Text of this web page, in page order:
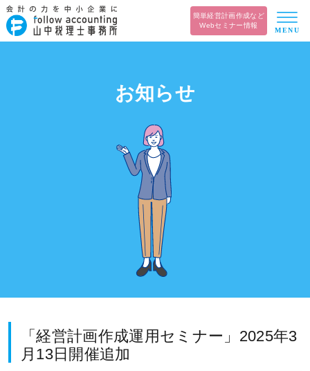
簡単経営計画作成など
Webセミナー情報
MENU
お知らせ
「経営計画作成運用セミナー」2025年3
月13日開催追加